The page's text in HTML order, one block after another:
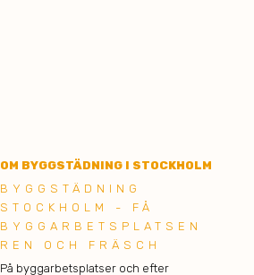
OM BYGGSTÄDNING I STOCKHOLM
BYGGSTÄDNING
STOCKHOLM - FÅ
BYGGARBETSPLATSEN
REN OCH FRÄSCH
På byggarbetsplatser och efter